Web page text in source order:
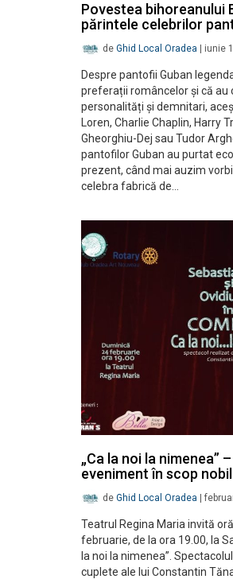
Povestea bihoreanului
părintele celebrilor
de Ghid Local Oradea iunie
Despre pantofii Guban
preferații româncelor și că au
personalități și demnitari,
Loren, Charlie Chaplin, Harry
Gheorghiu-Dej sau Tudor
pantofilor Guban au purtat
prezent, când mai auzim
celebra fabrică de…
„Ca la noi la nimenea”
eveniment în scop nobil
de Ghid Local Oradea
Teatrul Regina Maria invită
februarie, de la ora 19.00, la
la noi la nimenea”.
cuplete ale lui Constantin